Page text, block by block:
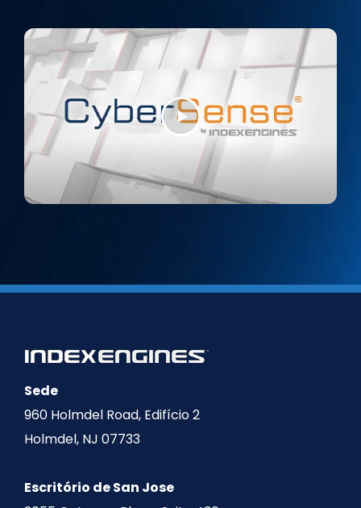
Sede
960 Holmdel Road, Edifício 2
Holmdel, NJ 07733
Escritório de San Jose